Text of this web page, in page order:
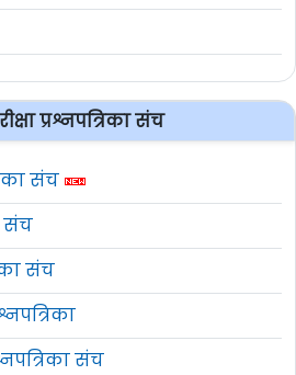
प्रश्नपत्रिका संच
संच
संच
संच
संच